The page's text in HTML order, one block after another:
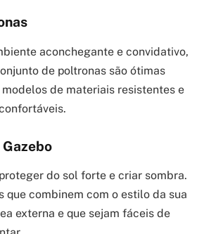
aconchegante e convidativo,
de poltronas são ótimas
de materiais resistentes e
do sol forte e criar sombra.
que combinem com o estilo da sua
externa e que sejam fáceis de